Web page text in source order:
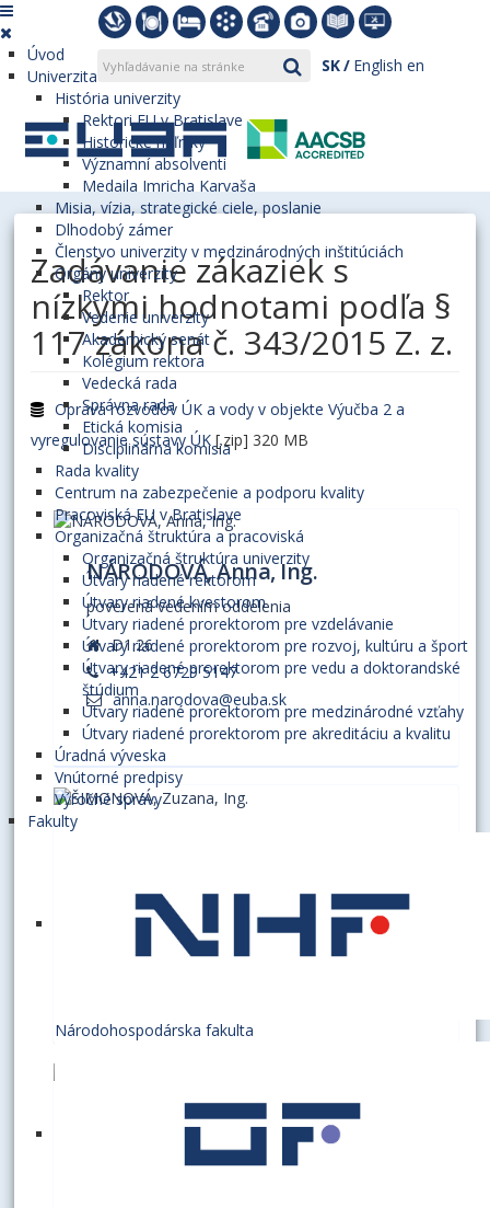
SK English en
Úvod
Univerzita
História univerzity
Rektori EU v Bratislave
Historické míľniky
Významní absolventi
Medaila Imricha Karvaša
Misia, vízia, strategické ciele, poslanie
Dlhodobý zámer
Členstvo univerzity v medzinárodných inštitúciách
Orgány univerzity
Rektor
Vedenie univerzity
Akademický senát
Kolégium rektora
Vedecká rada
Správna rada
Etická komisia
Disciplinárna komisia
Rada kvality
Centrum na zabezpečenie a podporu kvality
Pracoviská EU v Bratislave
Organizačná štruktúra a pracoviská
Organizačná štruktúra univerzity
Útvary riadené rektorom
Útvary riadené kvestorom
Útvary riadené prorektorom pre vzdelávanie
Útvary riadené prorektorom pre rozvoj, kultúru a šport
Útvary riadené prorektorom pre vedu a doktorandské
štúdium
Útvary riadené prorektorom pre medzinárodné vzťahy
Útvary riadené prorektorom pre akreditáciu a kvalitu
Úradná výveska
Vnútorné predpisy
Výročné správy
Fakulty
Národohospodárska fakulta
Zadávanie zákaziek s
nízkymi hodnotami podľa §
117 zákona č. 343/2015 Z. z.
Oprava rozvodov ÚK a vody v objekte Výučba 2 a
vyregulovanie sústavy ÚK [.zip] 320 MB
NÁRODOVÁ, Anna, Ing.
poverená vedením oddelenia
D1.26
+421 2 6729 5147
anna.narodova@euba.sk
D1.28
+421 2 6729 5148
UHERKOVÁ, Galina, Ing.